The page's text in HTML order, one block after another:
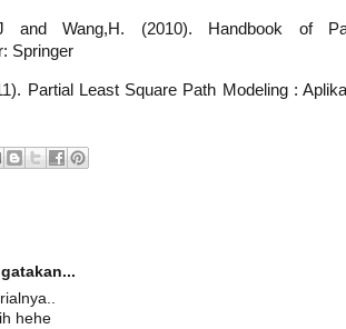
and Wang,H. (2010). Handbook of
Springer
Partial Least Square Path Modeling :
hehe